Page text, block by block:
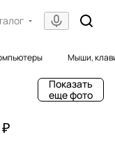
Мыши,
Показать
еще фото